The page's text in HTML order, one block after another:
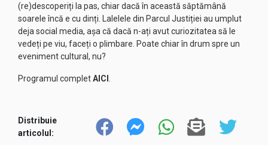
(re)descoperiți la pas, chiar dacă în această săptămână
soarele încă e cu dinți. Lalelele din Parcul Justiției au umplut
deja social media, așa că dacă n-ați avut curiozitatea să le
vedeți pe viu, faceți o plimbare. Poate chiar în drum spre un
eveniment cultural, nu?
Programul completAICI
Distribuie
articolul: